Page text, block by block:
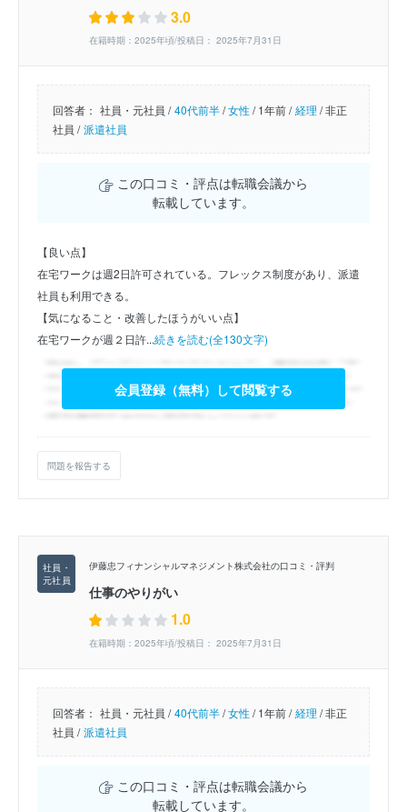
3.0
在籍時期：2025年頃/投稿日： 2025年7月31日
回答者： 社員・元社員 / 40代前半/女性/1年前 / 経理 /非正
社員 / 派遣社員
この口コミ・評点は転職会議から
転載しています。
【良い点】
在宅ワークは週2日許可されている。フレックス制度があり、派遣
社員も利用できる。
【気になること・改善したほうがいい点】
在宅ワークが週２日許...続きを読む(全130文字)
会員登録（無料）して閲覧する
問題を報告する
伊藤忠フィナンシャルマネジメント株式会社の口コミ・評判
仕事のやりがい
1.0
在籍時期：2025年頃/投稿日： 2025年7月31日
回答者： 社員・元社員 / 40代前半/女性/1年前 / 経理 /非正
社員 / 派遣社員
この口コミ・評点は転職会議から
転載しています。